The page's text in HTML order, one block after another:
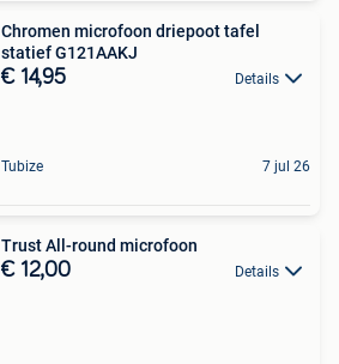
Chromen microfoon driepoot tafel
statief G121AAKJ
€ 14,95 Details
Tubize 7 jul 26
Trust All-round microfoon
€ 12,00 Details